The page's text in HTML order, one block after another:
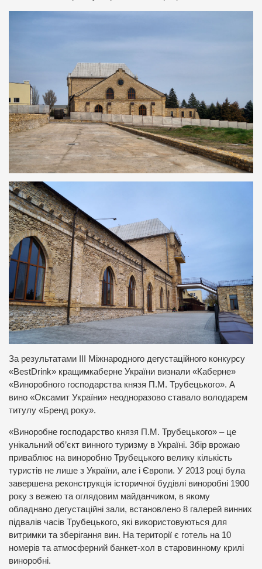
За результатами ІІІ Міжнародного дегустаційного конкурсу
«BestDrink» кращимкаберне України визнали «Каберне»
«Виноробного господарства князя П.М. Трубецького». А
вино «Оксамит України» неодноразово ставало володарем
титулу «Бренд року».
«Виноробне господарство князя П.М. Трубецького» – це
унікальний об’єкт винного туризму в Україні. Збір врожаю
приваблює на виноробню Трубецького велику кількість
туристів не лише з України, але і Європи. У 2013 році була
завершена реконструкція історичної будівлі виноробні 1900
року з вежею та оглядовим майданчиком, в якому
обладнано дегустаційні зали, встановлено 8 галерей винних
підвалів часів Трубецького, які використовуються для
витримки та зберігання вин. На території є готель на 10
номерів та атмосферний банкет-хол в старовинному крилі
виноробні.